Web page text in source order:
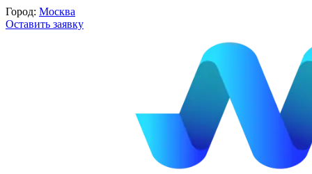
Город: Москва
Оставить заявку